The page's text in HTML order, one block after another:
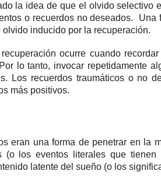
la idea de que el olvido selectivo
o recuerdos no deseados.
Una
inducido por la recuperación.
ocurre cuando
Por lo tanto, invocar repetidamente
Los recuerdos traumáticos o no
más positivos.
eran una forma de penetrar en la
(o los eventos literales que
latente del sueño (o los